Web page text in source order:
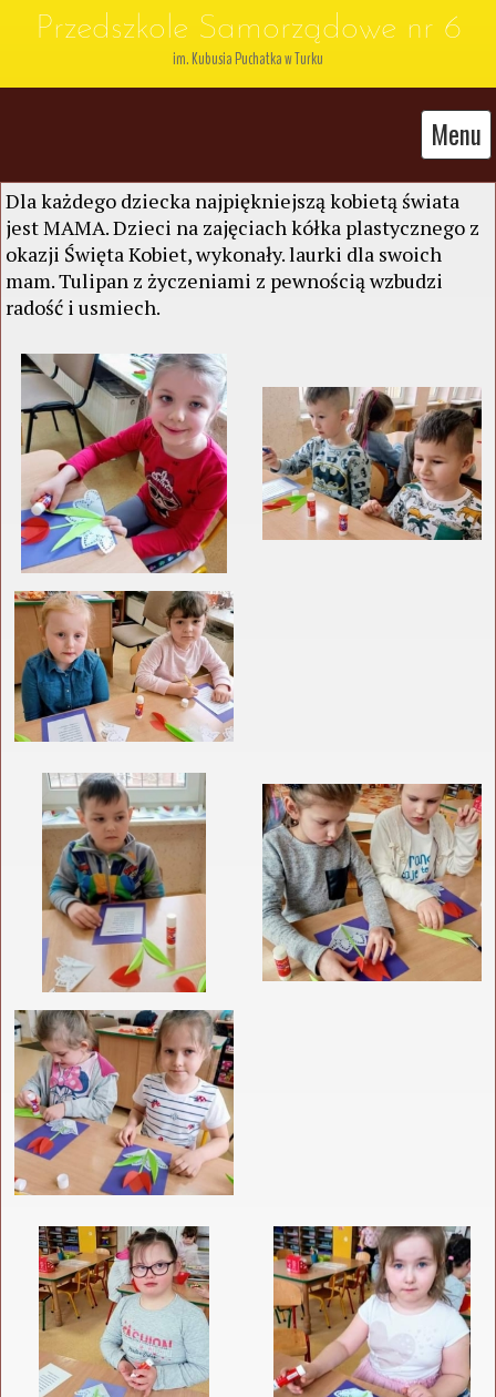
Przedszkole Samorządowe nr 6
im. Kubusia Puchatka w Turku
Menu
Dla każdego dziecka najpiękniejszą kobietą świata
jest MAMA. Dzieci na zajęciach kółka plastycznego z
okazji Święta Kobiet, wykonały. laurki dla swoich
mam. Tulipan z życzeniami z pewnością wzbudzi
radość i usmiech.